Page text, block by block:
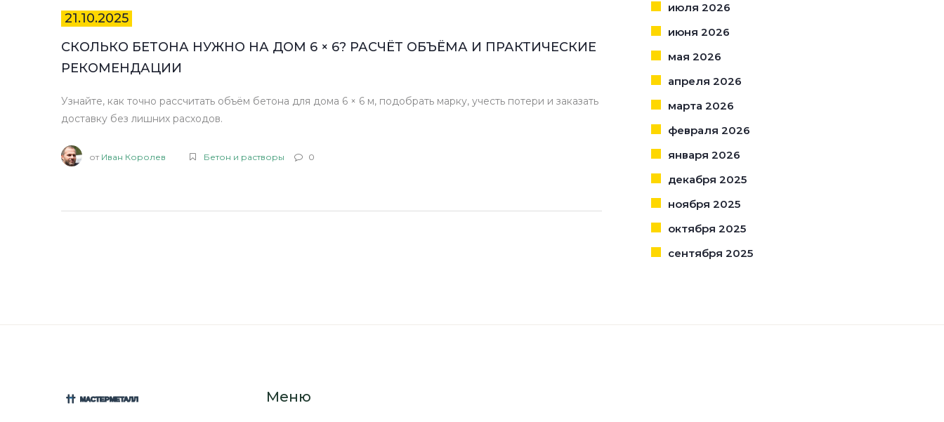
21.10.2025
СКОЛЬКО БЕТОНА НУЖНО НА ДОМ 6 × 6? РАСЧЁТ ОБЪЁМА И ПРАКТИЧЕСКИЕ
РЕКОМЕНДАЦИИ
Узнайте, как точно рассчитать объём бетона для дома 6 × 6 м, подобрать марку, учесть потери и заказать
доставку без лишних расходов.
от Иван Королев Бетон и растворы 0
июля 2026
июня 2026
мая 2026
апреля 2026
марта 2026
февраля 2026
января 2026
декабря 2025
ноября 2025
октября 2025
сентября 2025
Меню